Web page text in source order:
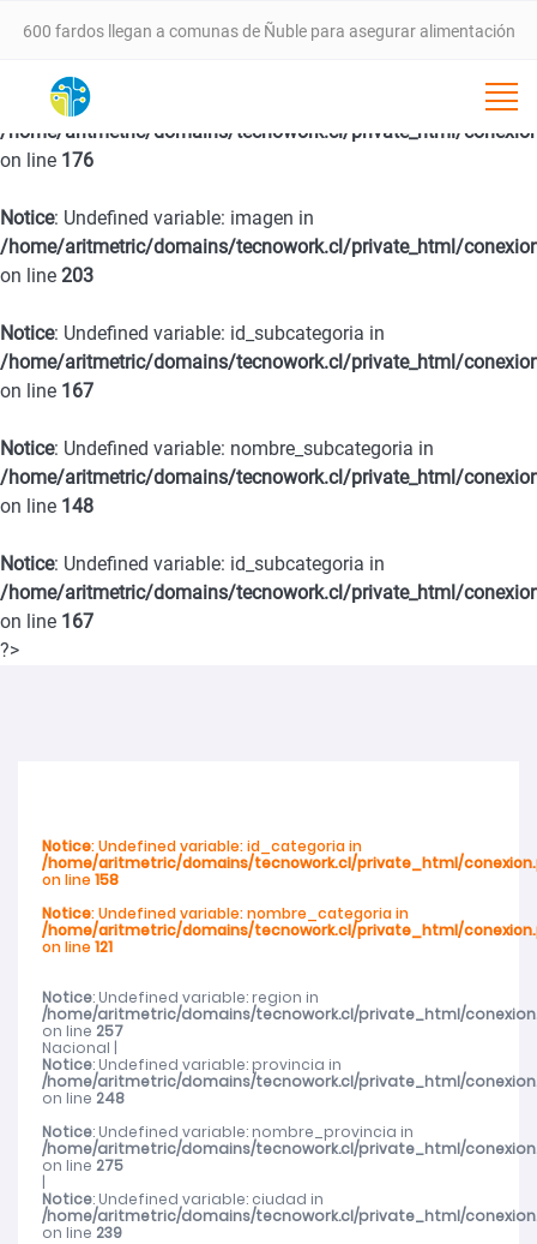
animal tras incendios forestales
VALLE DEL ITATA PROYECTA NUEVA ETAPA DE DESARROLLO CON
SEMINARIO ESTRATÉGICO ESTE 25 DE FEBRERO EN CHILLÁN
SernamEG da inicio a la convocatoria del Programa Mujer
Programa 4 a 7 del SernamEG abre postulaciones para apoyar a
mujeres trabajadoras en el cuidado de niñas y niños
SernamEG Ñuble logra condena de 20 años de cárcel por caso de
SernamEG Ñuble invita a postular al Programa Mujer y
Abren talleres deportivos para adultos mayores en toda la región
Cerca de mil de mujeres de Ñuble recibieron atención del SernamEG
durante 2025
Notice: Undefined variable: fecha in
/home/aritmetric/domains/tecnowork.cl/private_html/
on line 176
Notice: Undefined variable: imagen in
/home/aritmetric/domains/tecnowork.cl/private_html/
on line 203
Notice: Undefined variable: id_subcategoria in
/home/aritmetric/domains/tecnowork.cl/private_html/
on line 167
Notice: Undefined variable: nombre_subcategoria in
/home/aritmetric/domains/tecnowork.cl/private_html/
on line 148
Notice: Undefined variable: id_subcategoria in
/home/aritmetric/domains/tecnowork.cl/private_html/
on line 167
?>
Notice: Undefined variable: id_categoria in
/home/aritmetric/domains/tecnowork.cl/private_html/
on line 158
Notice: Undefined variable: nombre_categoria in
/home/aritmetric/domains/tecnowork.cl/private_html/
on line 121
Notice: Undefined variable: region in
/home/aritmetric/domains/tecnowork.cl/private_html/
on line 257
Nacional |
Notice: Undefined variable: provincia in
/home/aritmetric/domains/tecnowork.cl/private_html/
on line 248
Notice: Undefined variable: nombre_provincia in
/home/aritmetric/domains/tecnowork.cl/private_html/
on line 275
|
Notice: Undefined variable: ciudad in
/home/aritmetric/domains/tecnowork.cl/private_html/
on line 239